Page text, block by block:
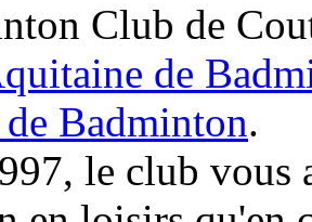
Club de
de
de Badminton.
le club